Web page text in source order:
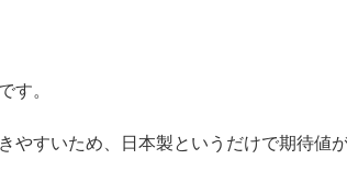
。
やすいため、日本製というだけで期待値